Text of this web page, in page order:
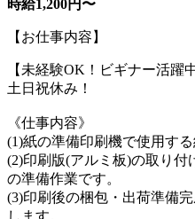
時給1,200円〜
【お仕事内容】
【未経験OK！ビギナー活躍
土日祝休み！
《仕事内容》
(1)紙の準備印刷機で使用する
(2)印刷版(アルミ板)の取り付
の準備作業です。
(3)印刷後の梱包・出荷準備
します。